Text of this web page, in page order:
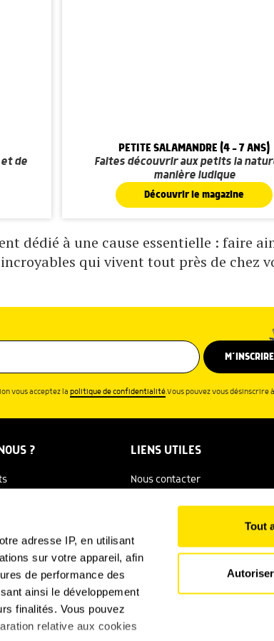
adresse IP, en utilisant
sur votre appareil, afin
de performance des
ainsi le développement
finalités. Vous pouvez
relative aux cookies
Tout
de
PETITE SALAMANDRE (4 - 7 ANS)
Faites découvrir aux petits la
manière ludique
Découvrir le magazine
dédié à une cause essentielle : faire
qui vivent tout près de chez
M’INSCRIRE
vous acceptez lapolitique de confidentialité.Vous pouvez vous désinscrire
? LIENS UTILES
Nous contacter
Espace presse
Conditions générales d'utilisation